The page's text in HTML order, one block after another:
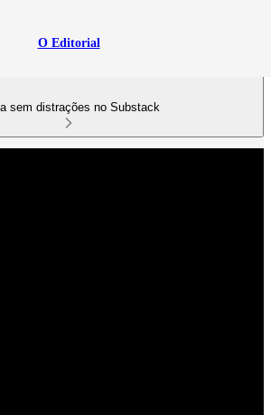
O Editorial
sem distrações no Substack